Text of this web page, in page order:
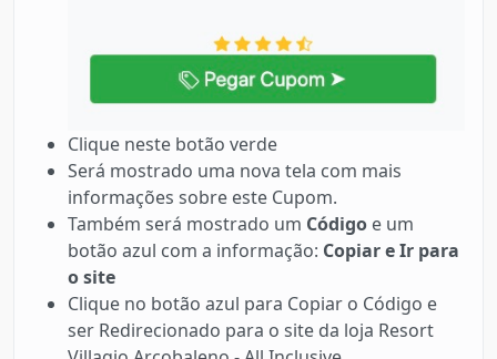
Clique neste botão verde
Será mostrado uma nova tela com mais
informações sobre este Cupom.
Também será mostrado um Código e um
botão azul com a informação: Copiar e Ir para
o site
Clique no botão azul para Copiar o Código e
ser Redirecionado para o site da loja Resort